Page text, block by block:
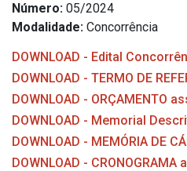
Número: 05/2024
Modalidade: Concorrência
DOWNLOAD - Edital
DOWNLOAD - TERMO DE
DOWNLOAD - ORÇAMENTO
DOWNLOAD - Memorial
DOWNLOAD - MEMÓRIA DE
DOWNLOAD - CRONOGRAMA